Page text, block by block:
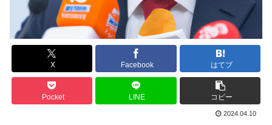
X Facebook はてブ
Pocket LINE コピー
2024.04.10